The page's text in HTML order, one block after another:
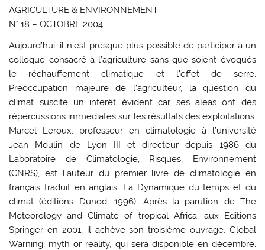
AGRICULTURE & ENVIRONNEMENT
N° 18 – OCTOBRE 2004
Aujourd’hui, il n’est presque plus possible de participer à un
colloque consacré à l’agriculture sans que soient évoqués
le réchauffement climatique et l’effet de serre.
Préoccupation majeure de l’agriculteur, la question du
climat suscite un intérêt évident car ses aléas ont des
répercussions immédiates sur les résultats des exploitations.
Marcel Leroux, professeur en climatologie à l’université
Jean Moulin de Lyon III et directeur depuis 1986 du
Laboratoire de Climatologie, Risques, Environnement
(CNRS), est l’auteur du premier livre de climatologie en
français traduit en anglais, La Dynamique du temps et du
climat (éditions Dunod, 1996). Après la parution de The
Meteorology and Climate of tropical Africa, aux Editions
Springer en 2001, il achève son troisième ouvrage, Global
Warning, myth or reality, qui sera disponible en décembre.